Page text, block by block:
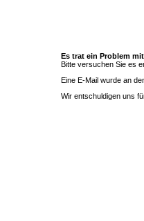
Es trat ein Problem
Bitte versuchen Sie es
Eine E-Mail wurde an
Wir entschuldigen uns